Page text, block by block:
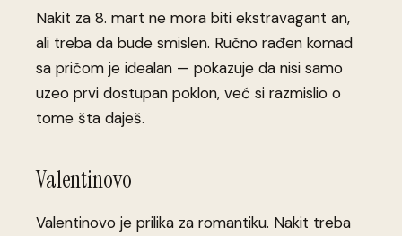
Nakit za 8. mart ne mora biti ekstravagant an,
ali treba da bude smislen. Ručno rađen komad
sa pričom je idealan — pokazuje da nisi samo
uzeo prvi dostupan poklon, već si razmislio o
tome šta daješ.
Valentinovo
Valentinovo je prilika za romantiku. Nakit treba